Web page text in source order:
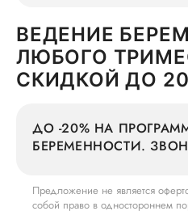
ВЕДЕНИЕ
ЛЮБОГО
СКИДКОЙ ДО
ДО -20% НА
БЕРЕМЕННОСТИ.
Предложение не является
собой право в одностороннем